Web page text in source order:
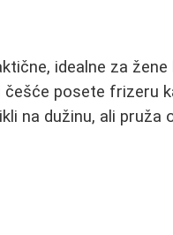
idealne za
posete frizeru
na dužinu, ali pruža